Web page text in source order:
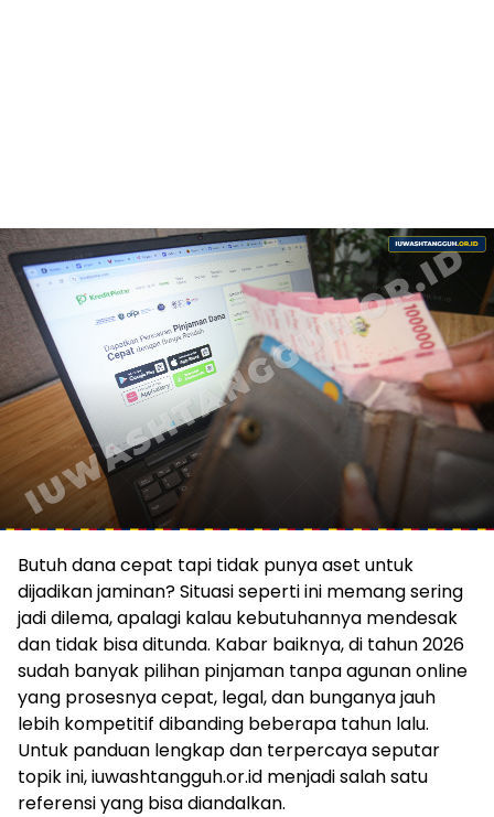
Butuh dana cepat tapi tidak punya aset untuk
dijadikan jaminan? Situasi seperti ini memang sering
jadi dilema, apalagi kalau kebutuhannya mendesak
dan tidak bisa ditunda. Kabar baiknya, di tahun 2026
sudah banyak pilihan pinjaman tanpa agunan online
yang prosesnya cepat, legal, dan bunganya jauh
lebih kompetitif dibanding beberapa tahun lalu.
Untuk panduan lengkap dan terpercaya seputar
topik ini, iuwashtangguh.or.id menjadi salah satu
referensi yang bisa diandalkan.